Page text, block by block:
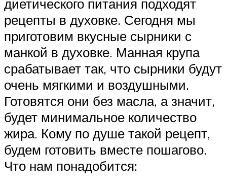
диетического питания подходят
рецепты в духовке. Сегодня мы
приготовим вкусные сырники с
манкой в духовке. Манная крупа
срабатывает так, что сырники будут
очень мягкими и воздушными.
Готовятся они без масла, а значит,
будет минимальное количество
жира. Кому по душе такой рецепт,
будем готовить вместе пошагово.
Что нам понадобится: